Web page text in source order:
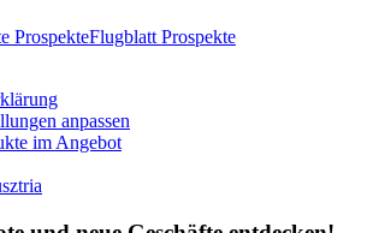
Flugblatt Prospekte
anpassen
im Angebot